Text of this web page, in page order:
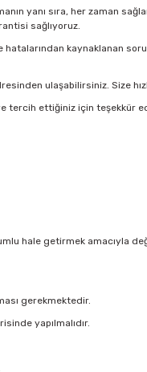
yanı sıra, her zaman
sağlıyoruz.
kaynaklanan
ulaşabilirsiniz. Size
tercih ettiğiniz için teşekkür
hale getirmek
gerekmektedir.
yapılmalıdır.